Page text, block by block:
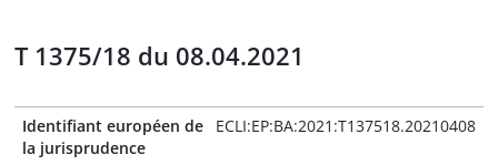
T 1375/18 du 08.04.2021
Identifiant européen de
la jurisprudence
ECLI:EP:BA:2021:T137518.20210408